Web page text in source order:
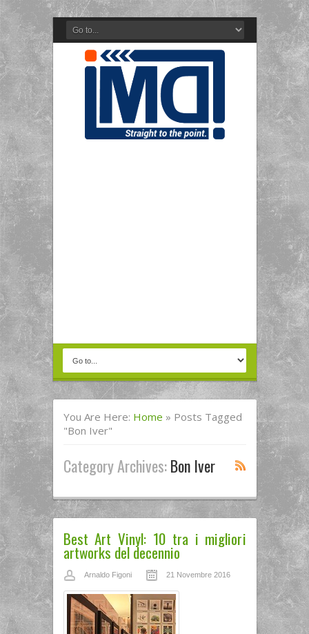
You Are Here: Home » Posts Tagged
"Bon Iver"
Category Archives:Bon Iver
Best Art Vinyl: 10 tra i migliori
artworks del decennio
Arnaldo Figoni 21 Novembre 2016